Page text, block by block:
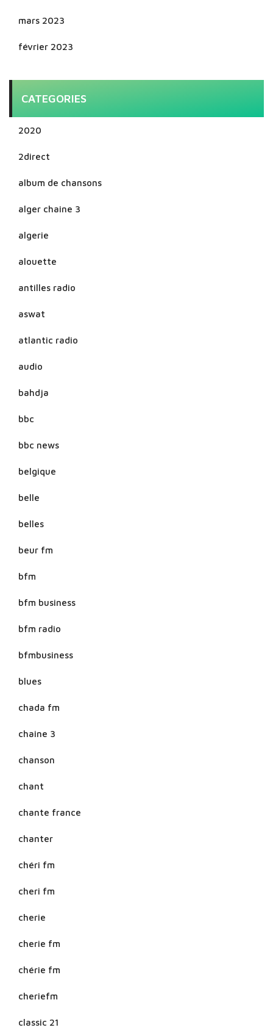
mars 2023
février 2023
CATEGORIES
2020
2direct
album de chansons
alger chaine 3
algerie
alouette
antilles radio
aswat
atlantic radio
audio
bahdja
bbc
bbc news
belgique
belle
belles
beur fm
bfm
bfm business
bfm radio
bfmbusiness
blues
chada fm
chaine 3
chanson
chant
chante france
chanter
chéri fm
cheri fm
cherie
cherie fm
chérie fm
cheriefm
classic 21